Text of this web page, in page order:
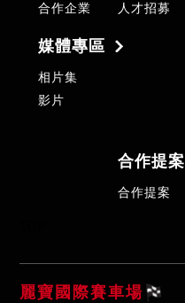
合作企業
人才招募
媒體專區
相片集
影片
合作提案
合作提案
麗寶國際賽車場